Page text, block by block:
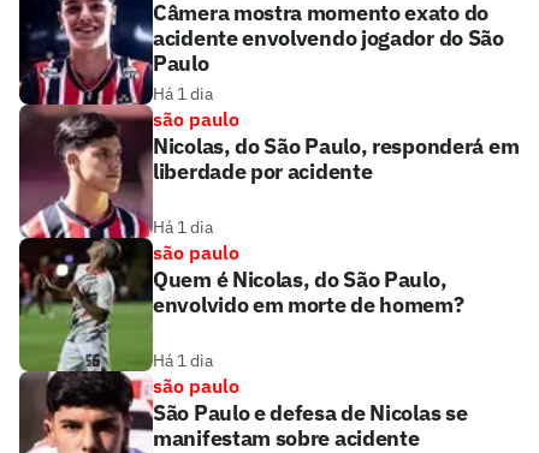
Câmera mostra momento exato do
acidente envolvendo jogador do São
Paulo
Há 1 dia
são paulo
Nicolas, do São Paulo, responderá em
liberdade por acidente
Há 1 dia
são paulo
Quem é Nicolas, do São Paulo,
envolvido em morte de homem?
Há 1 dia
são paulo
São Paulo e defesa de Nicolas se
manifestam sobre acidente